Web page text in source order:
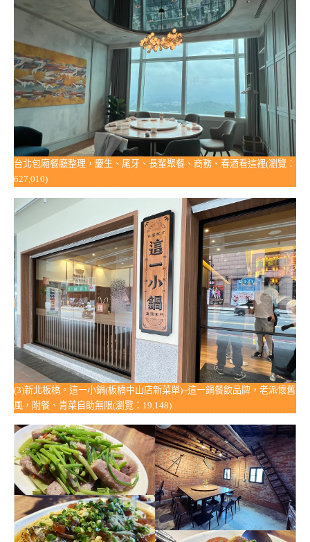
台北包廂餐廳整理，慶生、尾牙、長輩聚餐、商務、春酒看這裡(瀏覽：
627,010)
(3)新北板橋。這一小鍋(板橋中山店新菜單)~這一鍋餐飲品牌，老派懷舊
風，附餐、青菜自助無限(瀏覽：19,148)